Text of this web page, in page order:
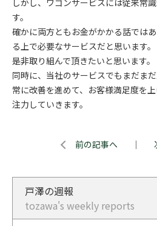
しかし、ワゴンサービスには従来常
す。
確かに両方ともお金がかかる話では
る上で必要なサービスだと思います。
是非取り組んで頂きたいと思います。
同時に、当社のサービスでもまだま
常に改善を進めて、お客様満足度を
注力していきます。
前の記事へ ｜
戸澤の週報
tozawa's weekly reports